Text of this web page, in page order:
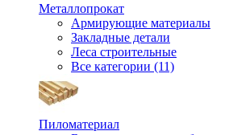
Металлопрокат
Армирующие материалы
Закладные детали
Леса строительные
Все категории (11)
Пиломатериал